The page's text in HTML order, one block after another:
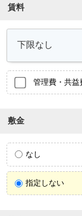
賃料
管理費・共益
敷金
なし
指定しない